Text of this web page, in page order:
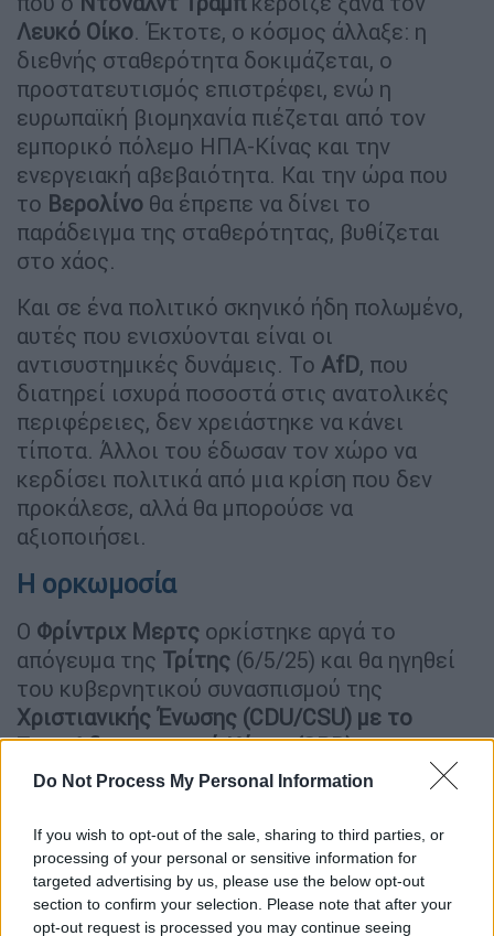
Do Not Process My Personal Information
If you wish to opt-out of the sale, sharing to third parties, or
processing of your personal or sensitive information for
targeted advertising by us, please use the below opt-out
section to confirm your selection. Please note that after your
opt-out request is processed you may continue seeing
Λευκό Οίκο. Έκτοτε, ο κόσμος άλλαξε: η
διεθνής σταθερότητα δοκιμάζεται, ο
προστατευτισμός επιστρέφει, ενώ η
ευρωπαϊκή βιομηχανία πιέζεται από τον
εμπορικό πόλεμο ΗΠΑ-Κίνας και την
ενεργειακή αβεβαιότητα. Και την ώρα που
το Βερολίνο θα έπρεπε να δίνει το
παράδειγμα της σταθερότητας, βυθίζεται
στο χάος.
Και σε ένα πολιτικό σκηνικό ήδη πολωμένο,
αυτές που ενισχύονται είναι οι
αντισυστημικές δυνάμεις. Το AfD, που
διατηρεί ισχυρά ποσοστά στις ανατολικές
περιφέρειες, δεν χρειάστηκε να κάνει
τίποτα. Άλλοι του έδωσαν τον χώρο να
κερδίσει πολιτικά από μια κρίση που δεν
προκάλεσε, αλλά θα μπορούσε να
αξιοποιήσει.
Η ορκωμοσία
Ο Φρίντριχ Μερτς ορκίστηκε αργά το
απόγευμα της Τρίτης (6/5/25) και θα ηγηθεί
του κυβερνητικού συνασπισμού της
Χριστιανικής Ένωσης (CDU/CSU) με το
Σοσιαλδημοκρατικό Κόμμα (SPD).
Αφού ορκιστούν και τα μέλη της κυβέρνησής
καγκελαρία για την τελετή παράδοσης –
παραλαβής με τον απερχόμενο Όλαφ Σολτς
και για τις 23:00 (ώρα Ελλάδος) έχει